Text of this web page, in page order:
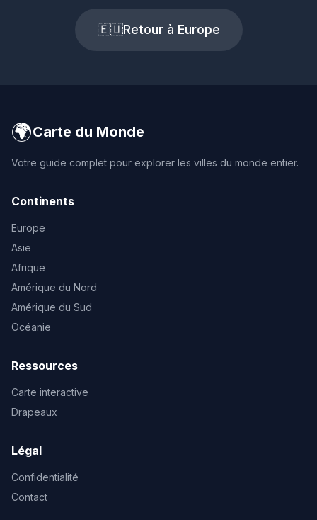
🇪🇺Retour à Europe
🌍Carte du Monde
Votre guide complet pour explorer les villes du monde entier.
Continents
Europe
Asie
Afrique
Amérique du Nord
Amérique du Sud
Océanie
Ressources
Carte interactive
Drapeaux
Légal
Confidentialité
Contact